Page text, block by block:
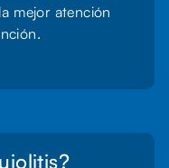
mejor atención